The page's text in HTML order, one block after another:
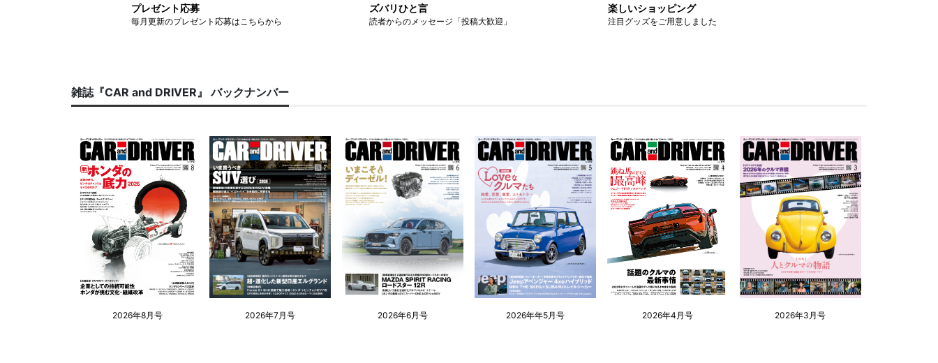
プレゼント応募
毎月更新のプレゼント応募はこちらから
ズバリひと言
読者からのメッセージ「投稿大歓迎」
楽しいショッピング
注目グッズをご用意しました
雑誌『CAR and DRIVER』 バックナンバー
2026年8月号 2026年7月号 2026年6月号 2026年年5月号 2026年4月号 2026年3月号